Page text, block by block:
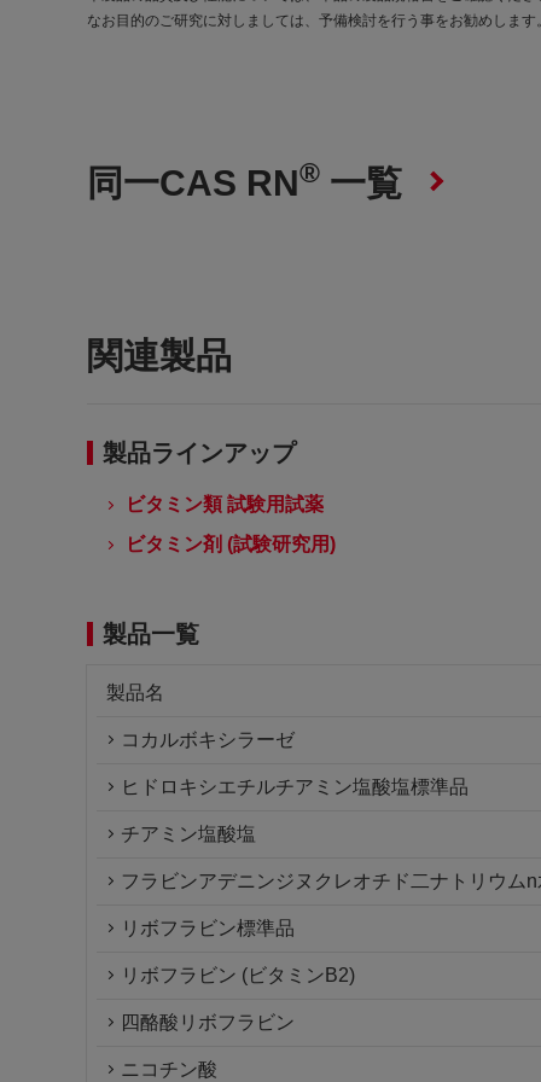
なお目的のご研究に対しましては、予備検討を行う事をお勧めします
同一CAS RN® 一覧
関連製品
製品ラインアップ
ビタミン類 試験用試薬
ビタミン剤 (試験研究用)
製品一覧
製品名
コカルボキシラーゼ
ヒドロキシエチルチアミン塩酸塩標準品
チアミン塩酸塩
フラビンアデニンジヌクレオチド二ナトリウム
リボフラビン標準品
リボフラビン (ビタミンB2)
四酪酸リボフラビン
ニコチン酸